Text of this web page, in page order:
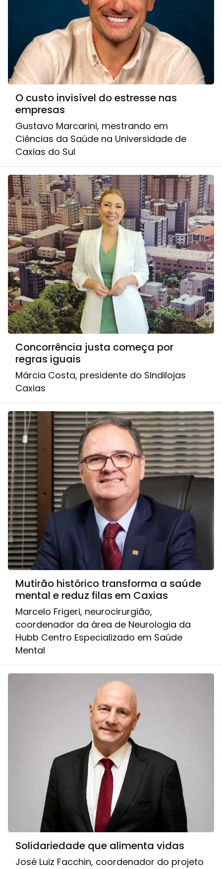
O custo invisível do estresse nas
empresas
Gustavo Marcarini, mestrando em
Ciências da Saúde na Universidade de
Caxias do Sul
Concorrência justa começa por
regras iguais
Márcia Costa, presidente do Sindilojas
Caxias
Mutirão histórico transforma a saúde
mental e reduz filas em Caxias
Marcelo Frigeri, neurocirurgião,
coordenador da área de Neurologia da
Hubb Centro Especializado em Saúde
Mental
Solidariedade que alimenta vidas
José Luiz Facchin, coordenador do projeto